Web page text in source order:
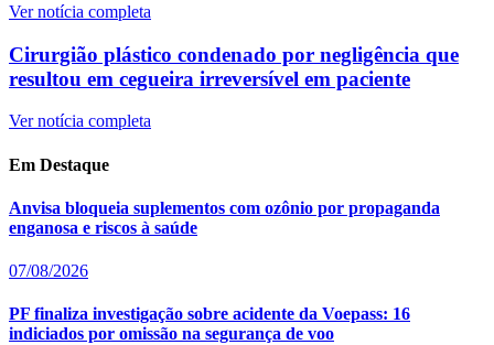
Ver notícia completa
Cirurgião plástico condenado por negligência que
resultou em cegueira irreversível em paciente
Ver notícia completa
Em Destaque
Anvisa bloqueia suplementos com ozônio por propaganda
enganosa e riscos à saúde
07/08/2026
PF finaliza investigação sobre acidente da Voepass: 16
indiciados por omissão na segurança de voo